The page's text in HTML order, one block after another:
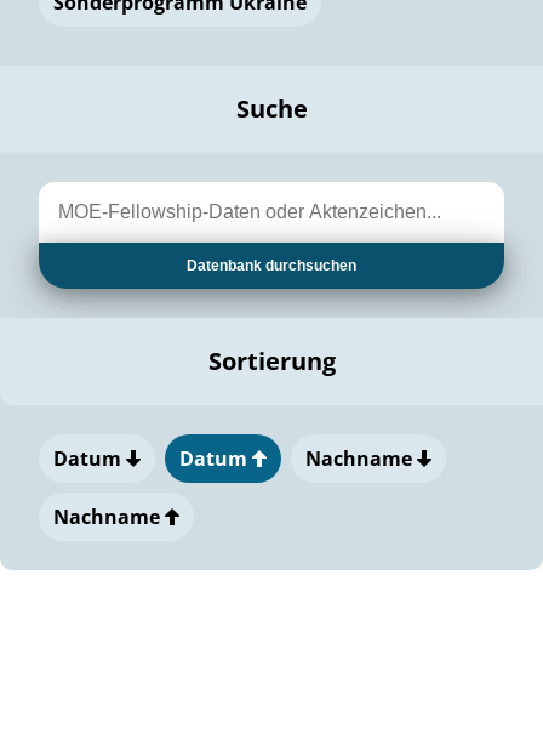
Suche
Datenbank durchsuchen
Sortierung
Datum Datum Nachname
Nachname